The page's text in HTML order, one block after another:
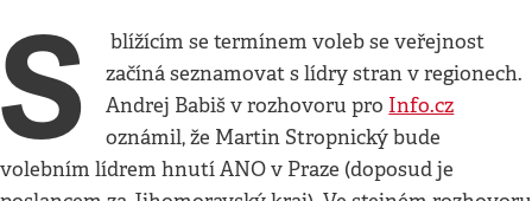
S
blížícím se termínem voleb se veřejnost
začíná seznamovat s lídry stran v regionech.
Andrej Babiš v rozhovoru pro Info.cz
oznámil, že Martin Stropnický bude
volebním lídrem hnutí ANO v Praze (doposud je